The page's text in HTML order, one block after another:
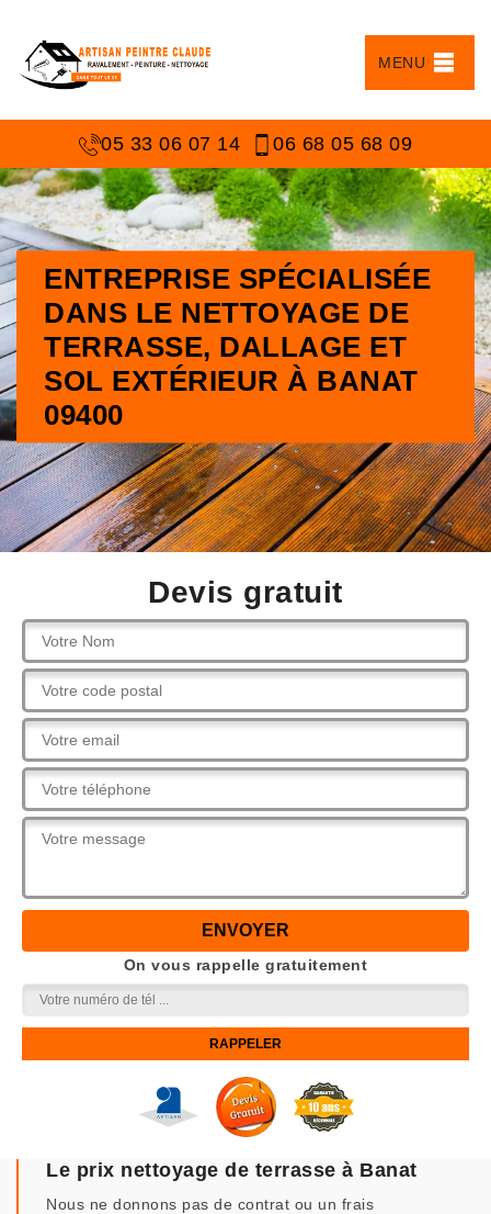
MENU
05 33 06 07 14 06 68 05 68 09
ENTREPRISE SPÉCIALISÉE
DANS LE NETTOYAGE DE
TERRASSE, DALLAGE ET
SOL EXTÉRIEUR À BANAT
09400
Devis gratuit
On vous rappelle gratuitement
Le prix nettoyage de terrasse à Banat
Nous ne donnons pas de contrat ou un frais